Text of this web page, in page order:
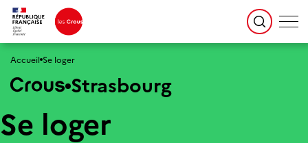
Accueil Se loger
Strasbourg
Se loger